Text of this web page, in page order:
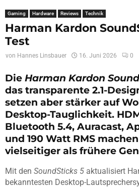
Gaming Hardware Reviews Technik
Harman Kardon
Test
von Hannes Linsbauer 16. Juni 2026 0
Die Harman Kardon
das transparente 2.1-
setzen aber stärker auf
Desktop-Tauglichkeit.
Bluetooth 5.4, Auracast,
und 190 Watt RMS
vielseitiger als frühere
Mit den SoundSticks 5 aktualisiert
bekanntesten Desktop-